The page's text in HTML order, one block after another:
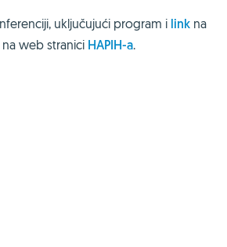
uključujući program i link na
web stranici HAPIH-a.